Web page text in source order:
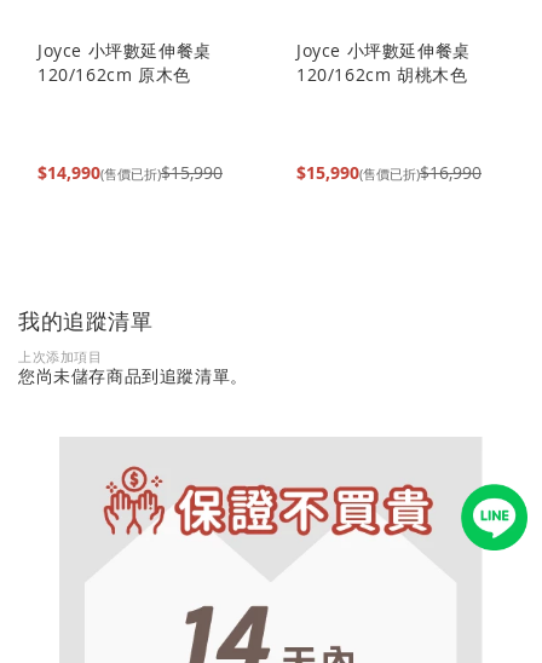
Joyce 小坪數延伸餐桌
120/162cm 原木色
$14,990(售價已折)$15,990
Joyce 小坪數延伸餐桌
120/162cm 胡桃木色
$15,990(售價已折)$16,990
我的追蹤清單
上次添加項目
您尚未儲存商品到追蹤清單。